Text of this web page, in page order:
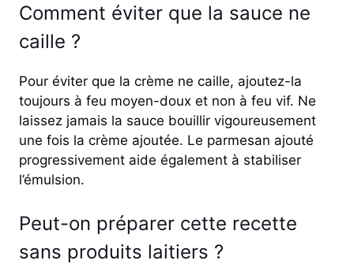
Comment éviter que la sauce ne
caille ?
Pour éviter que la crème ne caille, ajoutez-la
toujours à feu moyen-doux et non à feu vif. Ne
laissez jamais la sauce bouillir vigoureusement
une fois la crème ajoutée. Le parmesan ajouté
progressivement aide également à stabiliser
l’émulsion.
Peut-on préparer cette recette
sans produits laitiers ?